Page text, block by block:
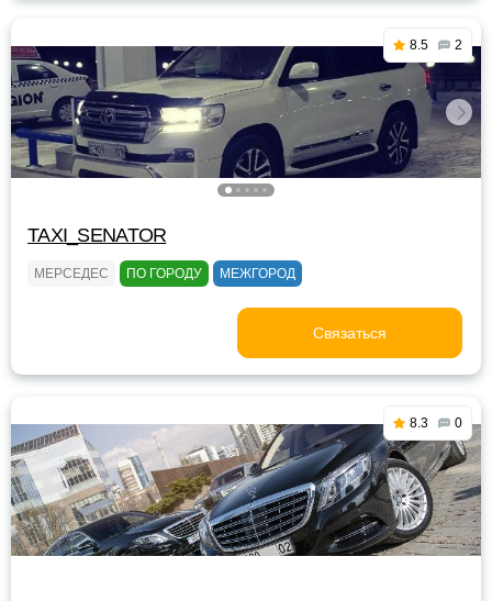
8.5 2
TAXI_SENATOR
МЕРСЕДЕС ПО ГОРОДУ МЕЖГОРОД
Связаться
8.3 0